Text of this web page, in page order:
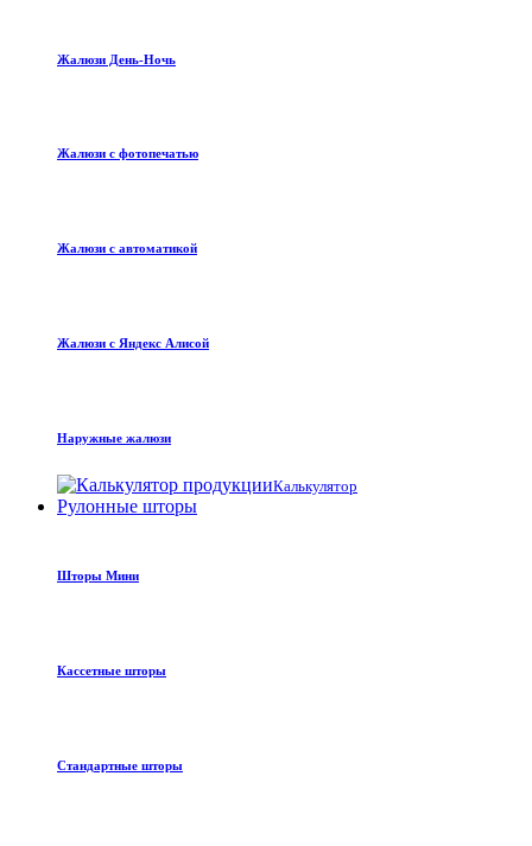
Жалюзи День-Ночь
Жалюзи с фотопечатью
Жалюзи с автоматикой
Жалюзи с Яндекс Алисой
Наружные жалюзи
Калькулятор
Рулонные шторы
Шторы Мини
Кассетные шторы
Стандартные шторы